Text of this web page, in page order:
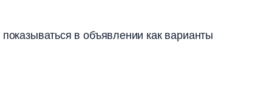
в объявлении как варианты